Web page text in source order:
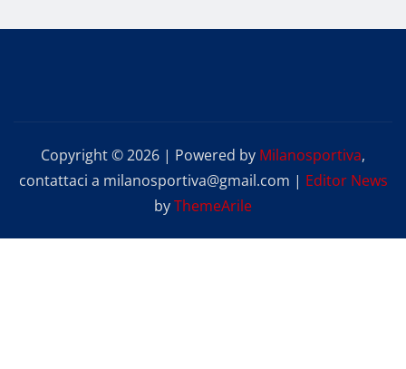
Copyright © 2026 | Powered by Milanosportiva,
contattaci a milanosportiva@gmail.com | Editor News
byThemeArile